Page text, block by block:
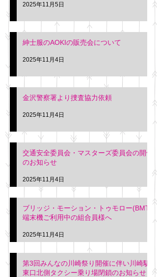
2025年11月5日
紳士服のAOKIの販売会について
2025年11月4日
金沢警察署より捜査協力依頼
2025年11月4日
交通安全委員会・マスターズ委員会の開催
のお知らせ
2025年11月4日
ブリッジ・モーション・トゥモロー(BMT)
端末機ご利用中の組合員様へ
2025年11月4日
第3回みんなの川崎祭り開催に伴い川崎駅
東口北側タクシー乗り場閉鎖のお知らせ